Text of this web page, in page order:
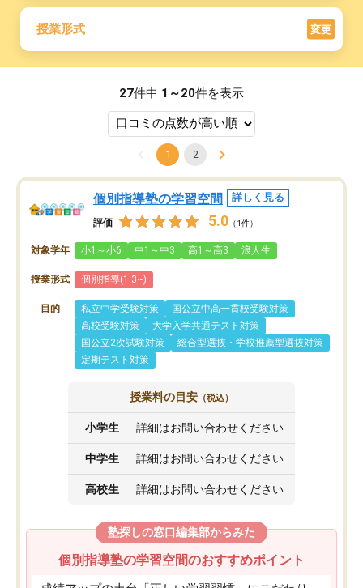
授業形式 変更
27件中 1～20件を表示
1 2
個別指導塾の学習空間 詳しく見る
評価 5.0 （1件）
対象学年 小1～小6 中1～中3 高1～高3 浪人生
授業形式 個別指導(1:3~)
目的 私立中学受験対策
国公立中高一貫校受験対策
高校受験対策
大学入学共通テスト対策
国公立2次試験対策
総合型選抜・学校推薦型選抜対策
定期テスト対策
授業料の目安 （税込）
小学生 詳細はお問い合わせください
中学生 詳細はお問い合わせください
高校生 詳細はお問い合わせください
塾探しの窓口編集部からみた
個別指導塾の学習空間のおすすめポイント